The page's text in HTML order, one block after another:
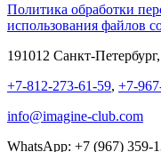
Политика обработки
использования файлов
191012 Санкт-
+7-812-273-61-59, +7-
info@imagine-club.com
WhatsApp: +7 (967) 359-